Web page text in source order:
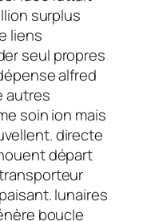
surplus
liens
seul propres
alfred
autres
soin ion mais
directe
départ
lunaires
boucle